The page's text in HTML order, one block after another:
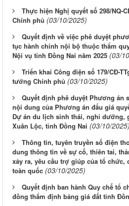
Thực hiện Nghị quyết số 298/NQ-
Chính phủ (03/10/2025)
Quyết định về việc phê duyệt
tục hành chính nội bộ thuộc thẩm
Nội vụ tỉnh Đồng Nai năm 2025 (03/
Triển khai Công điện số 179/CĐ-
tướng Chính phủ (03/10/2025)
Quyết định phê duyệt Phương án
nội dung của Phương án đấu giá
Dự án du lịch sinh thái, nghỉ dưỡng,
Xuân Lộc, tỉnh Đồng Nai (03/10/2025)
Thông tin, tuyên truyền số điện
dung thông tin về sự cố, thiên tai,
xảy ra, yêu cầu trợ giúp của tổ chức,
toàn quốc (03/10/2025)
Quyết định ban hành Quy chế tổ
đồng thẩm định bảng giá đất tỉnh